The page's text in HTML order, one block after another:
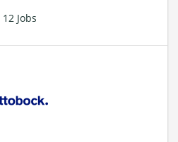
12 Jobs